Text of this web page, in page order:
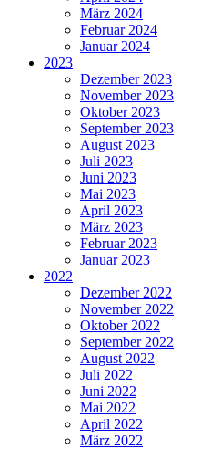
März 2024
Februar 2024
Januar 2024
2023
Dezember 2023
November 2023
Oktober 2023
September 2023
August 2023
Juli 2023
Juni 2023
Mai 2023
April 2023
März 2023
Februar 2023
Januar 2023
2022
Dezember 2022
November 2022
Oktober 2022
September 2022
August 2022
Juli 2022
Juni 2022
Mai 2022
April 2022
März 2022